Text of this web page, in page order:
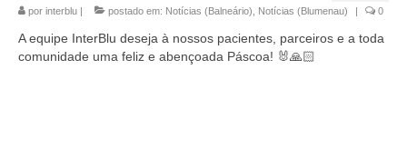
por interblu | postado em: Notícias (Balneário) Notícias (Blumenau) | 0
A equipe InterBlu deseja à nossos pacientes, parceiros e a toda
comunidade uma feliz e abençoada Páscoa! 🐰🙏🏻